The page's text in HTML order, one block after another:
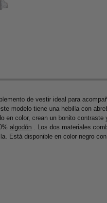
de vestir ideal para
modelo tiene una hebilla con
en color, crean un bonito
algodón . Los dos materiales
Está disponible en color negro